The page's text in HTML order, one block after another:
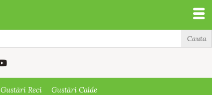
Gustări Reci Gustări Calde